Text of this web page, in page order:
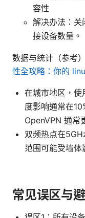
容性
解决办法：关
接设备数量。
数据与统计（参考）
性全攻略：你的
在城市地区，
度影响通常在
OpenVPN 通常
双频热点在
范围可能受墙体
常见误区与